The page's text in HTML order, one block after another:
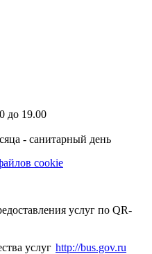
до 19.00
- санитарный день
cookie
услуг по QR-
http://bus.gov.ru